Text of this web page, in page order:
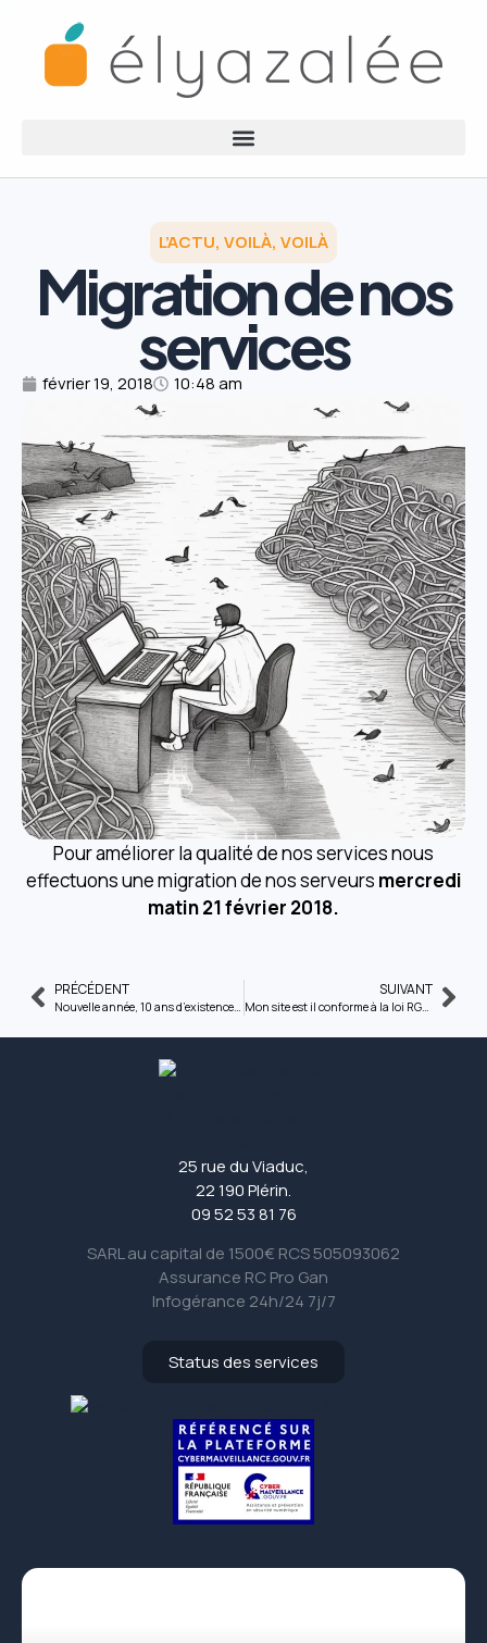
L’ACTU, VOILÀ, VOILÀ
Migration de nos
services
février 19, 2018 10:48 am
Pour améliorer la qualité de nos services nous
effectuons une migration de nos serveurs mercredi
matin 21 février 2018.
PRÉCÉDENT SUIVANT
Mon site est il conforme à la loi RGPD ?
25 rue du Viaduc,
22 190 Plérin.
09 52 53 81 76
SARL au capital de 1500€ RCS 505093062
Assurance RC Pro Gan
Infogérance 24h/24 7j/7
Status des services